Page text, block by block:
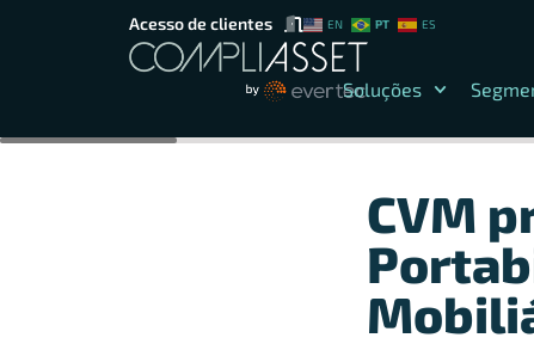
Acesso de clientes EN PT ES
Soluções
CVM